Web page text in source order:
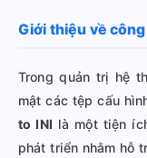
Giới thiệu về
Trong quản trị hệ
mật các tệp cấu
to INI là một tiện
phát triển nhằm hỗ